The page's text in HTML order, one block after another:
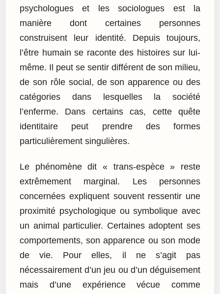
psychologues et les sociologues est la
manière dont certaines personnes
construisent leur identité. Depuis toujours,
l’être humain se raconte des histoires sur lui-
même. Il peut se sentir différent de son milieu,
de son rôle social, de son apparence ou des
catégories dans lesquelles la société
l’enferme. Dans certains cas, cette quête
identitaire peut prendre des formes
particulièrement singulières.
Le phénomène dit « trans-espèce » reste
extrêmement marginal. Les personnes
concernées expliquent souvent ressentir une
proximité psychologique ou symbolique avec
un animal particulier. Certaines adoptent ses
comportements, son apparence ou son mode
de vie. Pour elles, il ne s’agit pas
nécessairement d’un jeu ou d’un déguisement
mais d’une expérience vécue comme